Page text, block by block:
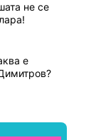
не се
е